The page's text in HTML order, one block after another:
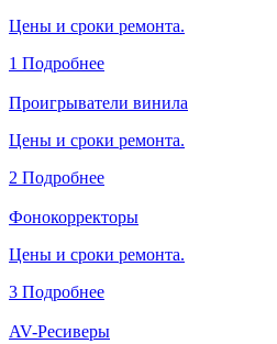
Цены и сроки ремонта.
1 Подробнее
Проигрыватели винила
Цены и сроки ремонта.
2 Подробнее
Фонокорректоры
Цены и сроки ремонта.
3 Подробнее
AV-Ресиверы